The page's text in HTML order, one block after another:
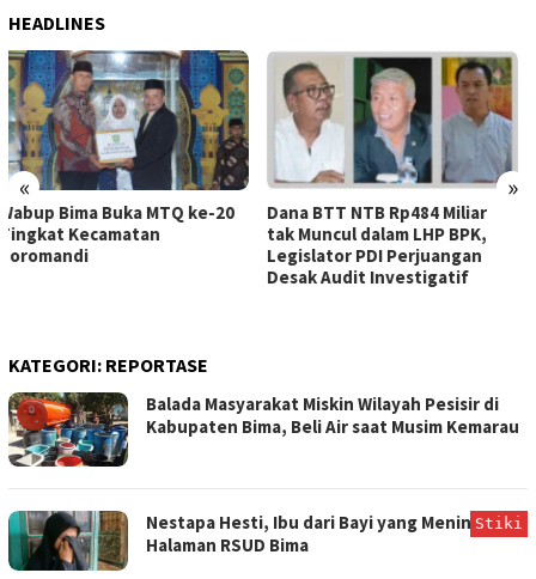
HEADLINES
« »
Dana BTT NTB Rp484 Miliar
tak Muncul dalam LHP BPK,
Legislator PDI Perjuangan
WNA Asal Arab Saudi
Ditemukan Meninggal di Desa
Piong Kabupaten Bima
KATEGORI: REPORTASE
Balada Masyarakat Miskin Wilayah Pesisir di
Kabupaten Bima, Beli Air saat Musim Kemarau
Nestapa Hesti, Ibu dari Bayi yang Meninggal di
Halaman RSUD Bima
Stiki